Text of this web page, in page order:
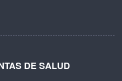
DE SALUD